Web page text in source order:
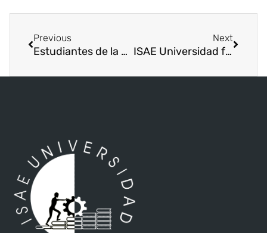
Previous
Estudiantes de la Licenciatura en Educación Preescolar participan en taller artístico–psicomotriz en la Sede de Chitré
Next
ISAE Universidad fortalece la preparación deportiva con partido de preparación de fútbol sala en el Centro Regional de David